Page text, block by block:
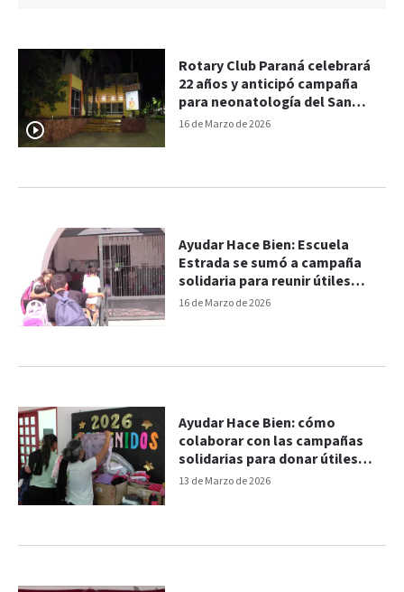
16 de Marzo de 2026
Rotary Club Paraná celebrará
22 años y anticipó campaña
para neonatología del San
Roque
16 de Marzo de 2026
Ayudar Hace Bien: Escuela
Estrada se sumó a campaña
solidaria para reunir útiles
escolares
13 de Marzo de 2026
Ayudar Hace Bien: cómo
colaborar con las campañas
solidarias para donar útiles
escolares